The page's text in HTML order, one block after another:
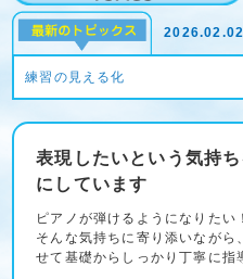
2026.02.02
練習の見える化
表現したいという気持
にしています
ピアノが弾けるようになりたい！
そんな気持ちに寄り添いなが
せて基礎からしっかり丁寧に指